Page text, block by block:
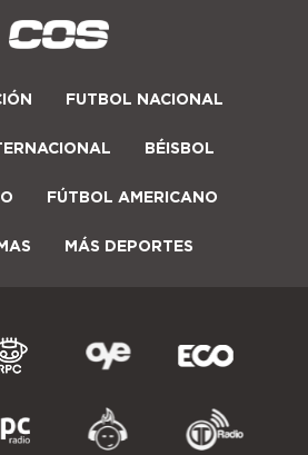
FUTBOL NACIONAL
BÉISBOL
FÚTBOL AMERICANO
MÁS DEPORTES